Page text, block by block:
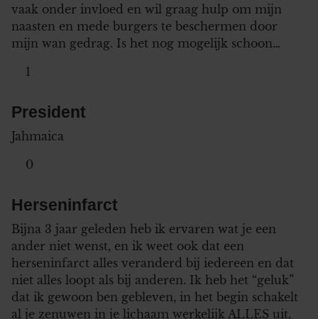
vaak onder invloed en wil graag hulp om mijn
naasten en mede burgers te beschermen door
mijn wan gedrag. Is het nog mogelijk schoon…
1
President
Jahmaica
0
Herseninfarct
Bijna 3 jaar geleden heb ik ervaren wat je een
ander niet wenst, en ik weet ook dat een
herseninfarct alles veranderd bij iedereen en dat
niet alles loopt als bij anderen. Ik heb het “geluk”
dat ik gewoon ben gebleven, in het begin schakelt
al je zenuwen in je lichaam werkelijk ALLES uit,